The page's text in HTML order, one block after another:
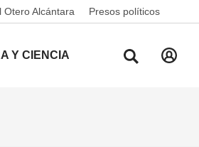
Otero Alcántara Presos políticos
Y CIENCIA